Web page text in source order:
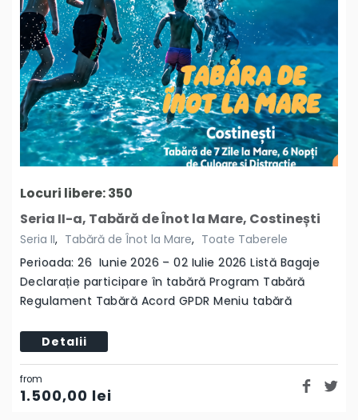
Locuri libere: 350
Seria II-a, Tabără de Înot la Mare, Costinești
Seria II, Tabără de Înot la Mare, Toate Taberele
Perioada: 26 Iunie 2026 – 02 Iulie 2026 Listă Bagaje
Declarație participare în tabără Program Tabără
Regulament Tabără Acord GPDR Meniu tabără
Detalii
from
1.500,00 lei